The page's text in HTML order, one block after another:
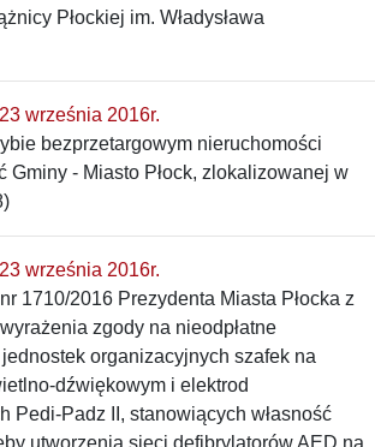
Płockiej im. Władysława
września 2016r.
bezprzetargowym nieruchomości
Gminy - Miasto Płock, zlokalizowanej w
września 2016r.
1710/2016 Prezydenta Miasta Płocka z
zgody na nieodpłatne
organizacyjnych szafek na
dźwiękowym i elektrod
Pedi-Padz II, stanowiących własność
utworzenia sieci defibrylatorów AED na